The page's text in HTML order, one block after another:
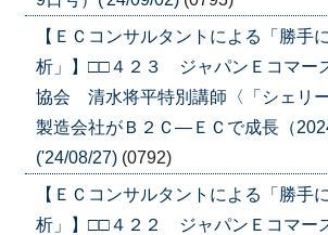
【ＥＣコンサルタントによる「勝手
析」】□□４２３ ジャパンＥコマー
協会 清水将平特別講師〈「シェリ
製造会社がＢ２Ｃ―ＥＣで成長（
('24/08/27) (0792)
【ＥＣコンサルタントによる「勝手
析」】□□４２２ ジャパンＥコマー